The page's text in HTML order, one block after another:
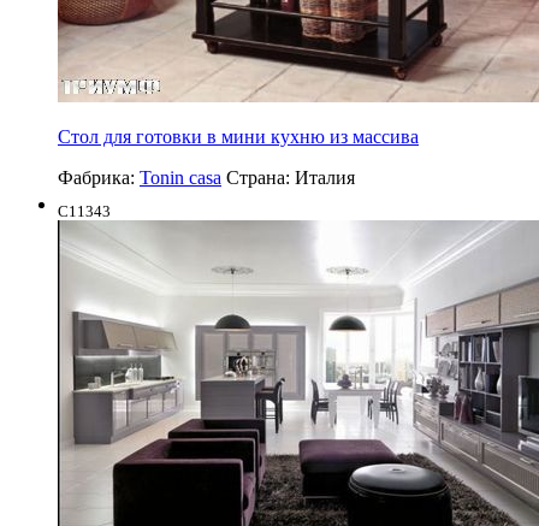
Стол для готовки в мини кухню из массива
Фабрика: Tonin casa Страна: Италия
C11343